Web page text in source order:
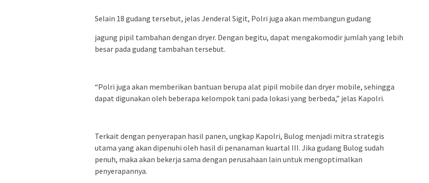
Selain 18 gudang tersebut, jelas Jenderal Sigit, Polri juga akan membangun gudang
jagung pipil tambahan dengan dryer. Dengan begitu, dapat mengakomodir jumlah yang lebih
besar pada gudang tambahan tersebut.
“Polri juga akan memberikan bantuan berupa alat pipil mobile dan dryer mobile, sehingga
dapat digunakan oleh beberapa kelompok tani pada lokasi yang berbeda,” jelas Kapolri.
Terkait dengan penyerapan hasil panen, ungkap Kapolri, Bulog menjadi mitra strategis
utama yang akan dipenuhi oleh hasil di penanaman kuartal III. Jika gudang Bulog sudah
penuh, maka akan bekerja sama dengan perusahaan lain untuk mengoptimalkan
penyerapannya.